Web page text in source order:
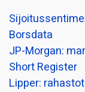
Borsdata
JP-Morgan:
Short Register
Lipper: